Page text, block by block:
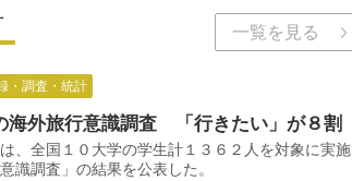
一覧を見る
・調査・統計
外旅行意識調査 「行きたい」が８割
、全国１０大学の学生計１３６２人を対象に実施
識調査」の結果を公表した。